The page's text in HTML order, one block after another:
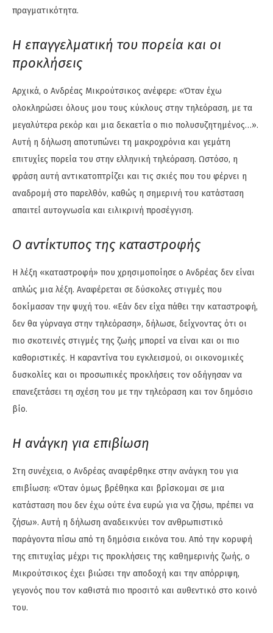
πραγματικότητα.
Η επαγγελματική του πορεία και οι
προκλήσεις
Αρχικά, ο Ανδρέας Μικρούτσικος ανέφερε: «Όταν έχω
ολοκληρώσει όλους μου τους κύκλους στην τηλεόραση, με τα
μεγαλύτερα ρεκόρ και μια δεκαετία ο πιο πολυσυζητημένος…».
Αυτή η δήλωση αποτυπώνει τη μακροχρόνια και γεμάτη
επιτυχίες πορεία του στην ελληνική τηλεόραση. Ωστόσο, η
φράση αυτή αντικατοπτρίζει και τις σκιές που του φέρνει η
αναδρομή στο παρελθόν, καθώς η σημερινή του κατάσταση
απαιτεί αυτογνωσία και ειλικρινή προσέγγιση.
Ο αντίκτυπος της καταστροφής
Η λέξη «καταστροφή» που χρησιμοποίησε ο Ανδρέας δεν είναι
απλώς μια λέξη. Αναφέρεται σε δύσκολες στιγμές που
δοκίμασαν την ψυχή του. «Εάν δεν είχα πάθει την καταστροφή,
δεν θα γύρναγα στην τηλεόραση», δήλωσε, δείχνοντας ότι οι
πιο σκοτεινές στιγμές της ζωής μπορεί να είναι και οι πιο
καθοριστικές. Η καραντίνα του εγκλεισμού, οι οικονομικές
δυσκολίες και οι προσωπικές προκλήσεις τον οδήγησαν να
επανεξετάσει τη σχέση του με την τηλεόραση και τον δημόσιο
βίο.
Η ανάγκη για επιβίωση
Στη συνέχεια, ο Ανδρέας αναφέρθηκε στην ανάγκη του για
επιβίωση: «Όταν όμως βρέθηκα και βρίσκομαι σε μια
κατάσταση που δεν έχω ούτε ένα ευρώ για να ζήσω, πρέπει να
ζήσω». Αυτή η δήλωση αναδεικνύει τον ανθρωπιστικό
παράγοντα πίσω από τη δημόσια εικόνα του. Από την κορυφή
της επιτυχίας μέχρι τις προκλήσεις της καθημερινής ζωής, ο
Μικρούτσικος έχει βιώσει την αποδοχή και την απόρριψη,
γεγονός που τον καθιστά πιο προσιτό και αυθεντικό στο κοινό
του.